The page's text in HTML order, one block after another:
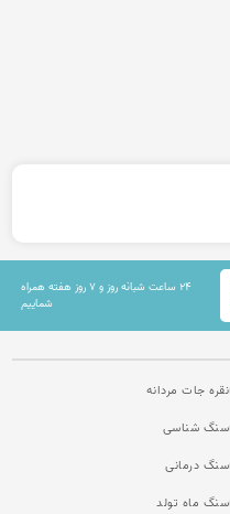
۲۴ ساعت شبانه روز و ۷ روز هفته همراه
شماییم
نقره جات مردانه
سنگ شناسی
سنگ درمانی
سنگ ماه تولد